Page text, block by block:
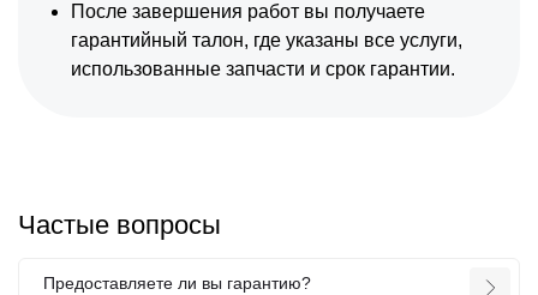
После завершения работ вы получаете
гарантийный талон, где указаны все услуги,
использованные запчасти и срок гарантии.
Частые вопросы
Предоставляете ли вы гарантию?